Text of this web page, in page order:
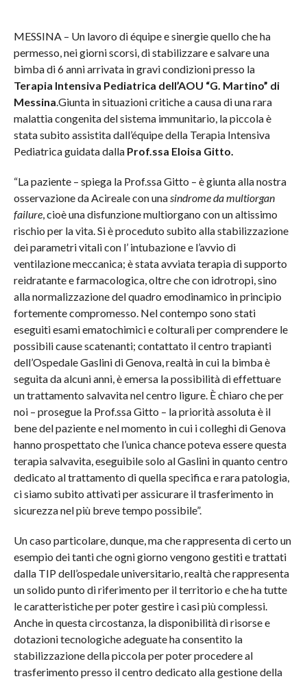
MESSINA – Un lavoro di équipe e sinergie quello che ha
permesso, nei giorni scorsi, di stabilizzare e salvare una
bimba di 6 anni arrivata in gravi condizioni presso la
Terapia Intensiva Pediatrica dell’AOU “G. Martino” di
Messina.Giunta in situazioni critiche a causa di una rara
malattia congenita del sistema immunitario, la piccola è
stata subito assistita dall’équipe della Terapia Intensiva
Pediatrica guidata dalla Prof.ssa Eloisa Gitto.
“La paziente – spiega la Prof.ssa Gitto – è giunta alla nostra
osservazione da Acireale con unasindrome da multiorgan
failure, cioè una disfunzione multiorgano con un altissimo
rischio per la vita. Si è proceduto subito alla stabilizzazione
dei parametri vitali con l’ intubazione e l’avvio di
ventilazione meccanica; è stata avviata terapia di supporto
reidratante e farmacologica, oltre che con idrotropi, sino
alla normalizzazione del quadro emodinamico in principio
fortemente compromesso. Nel contempo sono stati
eseguiti esami ematochimici e colturali per comprendere le
possibili cause scatenanti; contattato il centro trapianti
dell’Ospedale Gaslini di Genova, realtà in cui la bimba è
seguita da alcuni anni, è emersa la possibilità di effettuare
un trattamento salvavita nel centro ligure. È chiaro che per
noi – prosegue la Prof.ssa Gitto – la priorità assoluta è il
bene del paziente e nel momento in cui i colleghi di Genova
hanno prospettato che l’unica chance poteva essere questa
terapia salvavita, eseguibile solo al Gaslini in quanto centro
dedicato al trattamento di quella specifica e rara patologia,
ci siamo subito attivati per assicurare il trasferimento in
sicurezza nel più breve tempo possibile”.
Un caso particolare, dunque, ma che rappresenta di certo un
esempio dei tanti che ogni giorno vengono gestiti e trattati
dalla TIP dell’ospedale universitario, realtà che rappresenta
un solido punto di riferimento per il territorio e che ha tutte
le caratteristiche per poter gestire i casi più complessi.
Anche in questa circostanza, la disponibilità di risorse e
dotazioni tecnologiche adeguate ha consentito la
stabilizzazione della piccola per poter procedere al
trasferimento presso il centro dedicato alla gestione della